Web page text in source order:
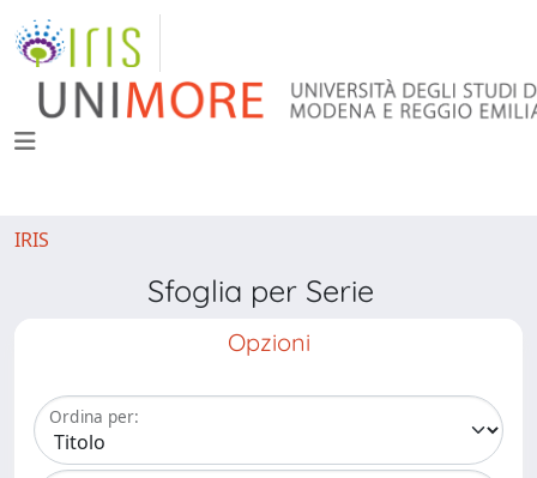
IRIS
Sfoglia per Serie
Opzioni
Ordina per: